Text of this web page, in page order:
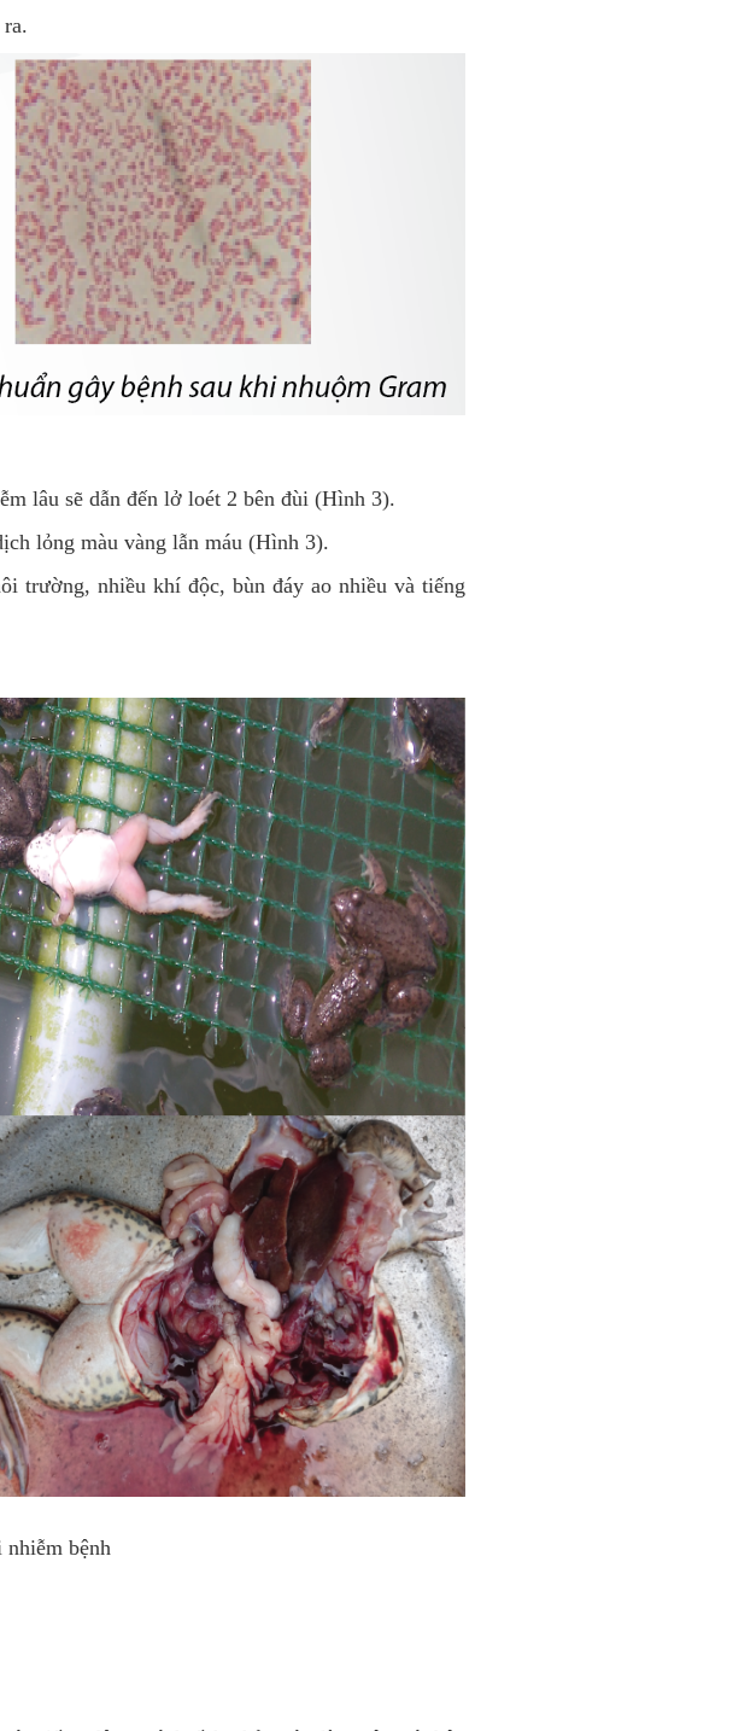
lâu sẽ dẫn đến lở loét 2 bên đùi (Hình 3).
lỏng màu vàng lẫn máu (Hình 3).
trường, nhiều khí độc, bùn đáy ao nhiều và tiếng
bệnh